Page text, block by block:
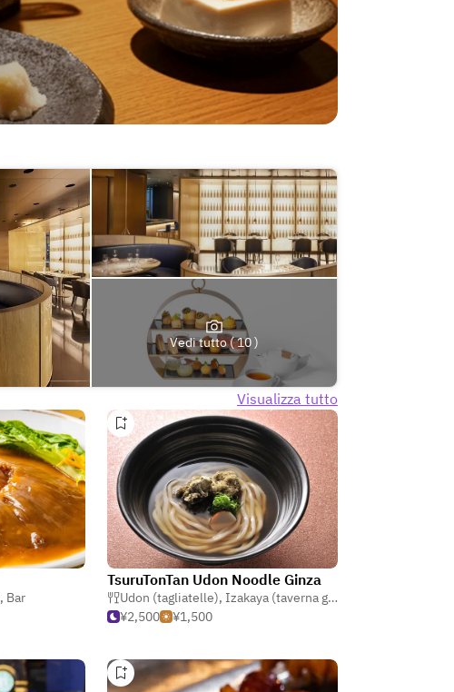
Vedi tutto ( 10 )
Visualizza tutto
, Bar
TsuruTonTan Udon Noodle Ginza
Udon (tagliatelle), Izakaya (taverna giapponese)
¥2,500
¥1,500